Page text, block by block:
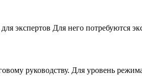
экспертов Для него потребуются
руководству. Для уровень